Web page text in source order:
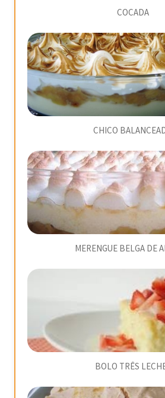
COCADA
CHICO
MERENGUE BELGA DE
BOLO TRÊS